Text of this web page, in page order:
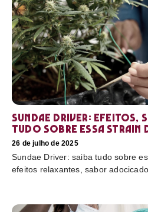
Sundae Driver: efeitos,
tudo sobre essa strain
26 de julho de 2025
Sundae Driver: saiba tudo sobre
efeitos relaxantes, sabor